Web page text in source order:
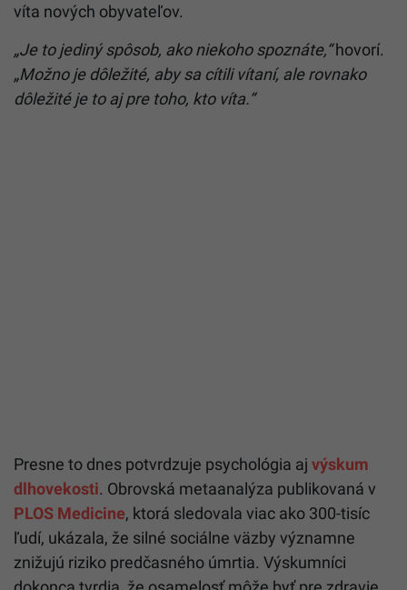
víta nových obyvateľov.
„Je to jediný spôsob, ako niekoho spoznáte,“hovorí.
„Možno je dôležité, aby sa cítili vítaní, ale rovnako
dôležité je to aj pre toho, kto víta.“
Presne to dnes potvrdzuje psychológia aj výskum
dlhovekosti. Obrovská metaanalýza publikovaná v
PLOS Medicine, ktorá sledovala viac ako 300-tisíc
ľudí, ukázala, že silné sociálne väzby významne
znižujú riziko predčasného úmrtia. Výskumníci